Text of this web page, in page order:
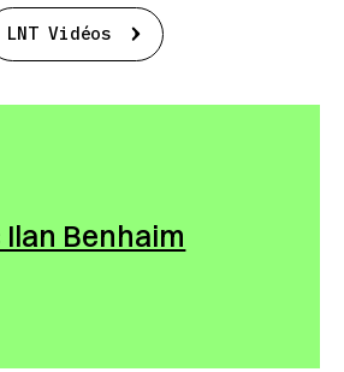
LNT Vidéos
Ilan Benhaim